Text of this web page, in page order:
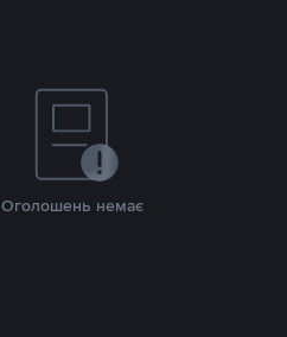
Оголошень немає